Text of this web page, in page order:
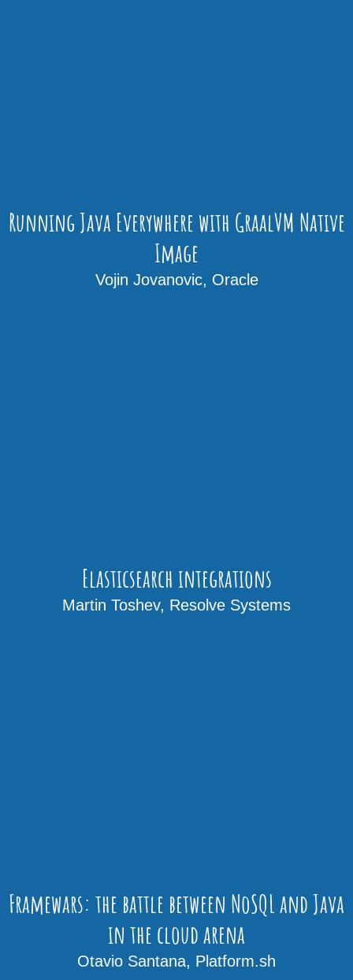
Running Java Everywhere with GraalVM Native
Image
Vojin Jovanovic, Oracle
Elasticsearch integrations
Martin Toshev, Resolve Systems
Framewars: the battle between NoSQL and Java
in the cloud arena
Otavio Santana, Platform.sh